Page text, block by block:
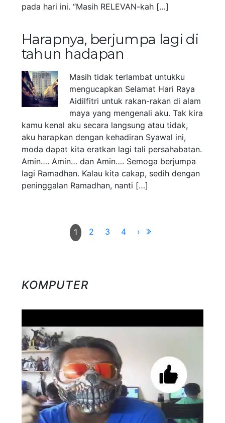
pada hari ini. “Masih RELEVAN-kah […]
Harapnya, berjumpa lagi di
tahun hadapan
Masih tidak terlambat untukku
mengucapkan Selamat Hari Raya
Aidilfitri untuk rakan-rakan di alam
maya yang mengenali aku. Tak kira
kamu kenal aku secara langsung atau tidak,
aku harapkan dengan kehadiran Syawal ini,
moda dapat kita eratkan lagi tali persahabatan.
Amin…. Amin… dan Amin…. Semoga berjumpa
lagi Ramadhan. Kalau kita cakap, sedih dengan
peninggalan Ramadhan, nanti […]
1 2 3 4 ›
KOMPUTER